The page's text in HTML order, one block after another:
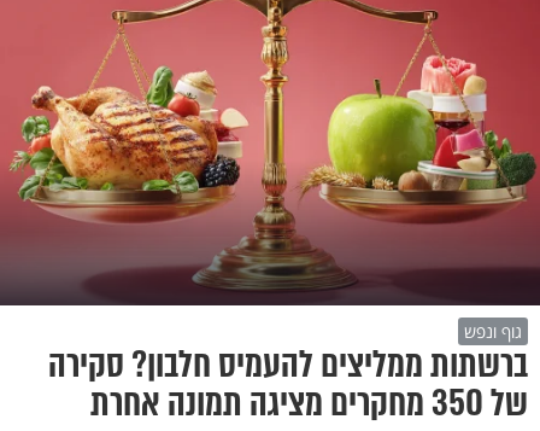
גוף ונפש
ברשתות ממליצים להעמיס חלבון? סקירה
של 350 מחקרים מציגה תמונה אחרת